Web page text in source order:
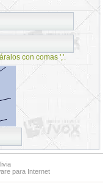
con comas ','.
para Internet